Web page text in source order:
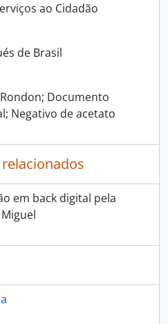
ao Cidadão
de Brasil
Documento
Negativo de acetato
em back digital pela